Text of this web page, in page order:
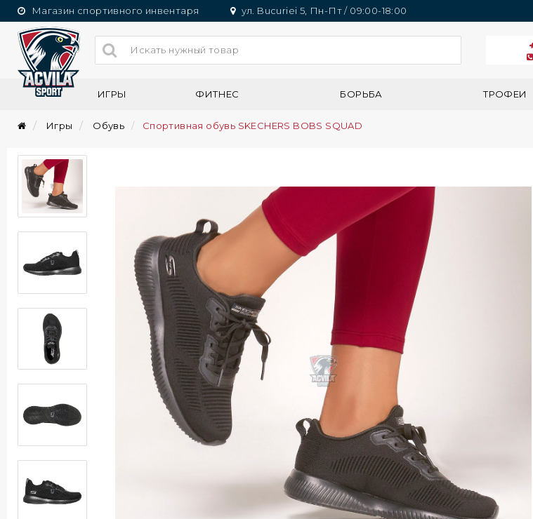
Магазин спортивного инвентаря ул. Bucuriei 5, Пн-Пт / 09:00-18:00
ИГРЫ ФИТНЕС БОРЬБА ТРОФЕИ
Игры Обувь Спортивная обувь SKECHERS BOBS SQUAD